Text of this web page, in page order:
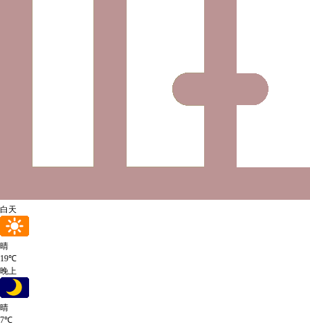
白天
晴
19℃
晚上
晴
7℃